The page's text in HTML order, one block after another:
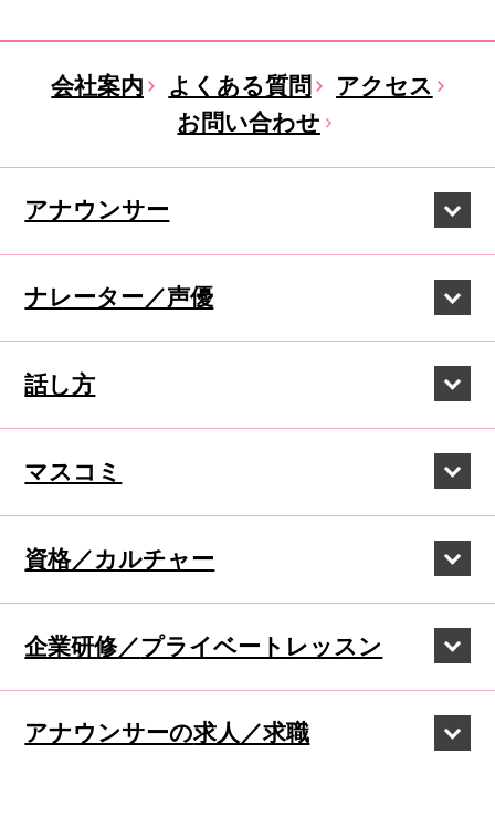
会社案内 よくある質問
アクセス
お問い合わせ
アナウンサー
ナレーター／声優
話し方
マスコミ
資格／カルチャー
企業研修／プライベートレッスン
アナウンサーの求人／求職